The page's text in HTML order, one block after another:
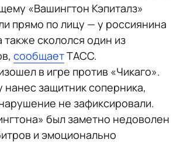
«Вашингтон Кэпиталз»
прямо по лицу — у россиянина
также скололся один из
сообщаетТАСС.
в игре против «Чикаго».
нанес защитник соперника,
не зафиксировали.
был заметно недоволен
и эмоционально